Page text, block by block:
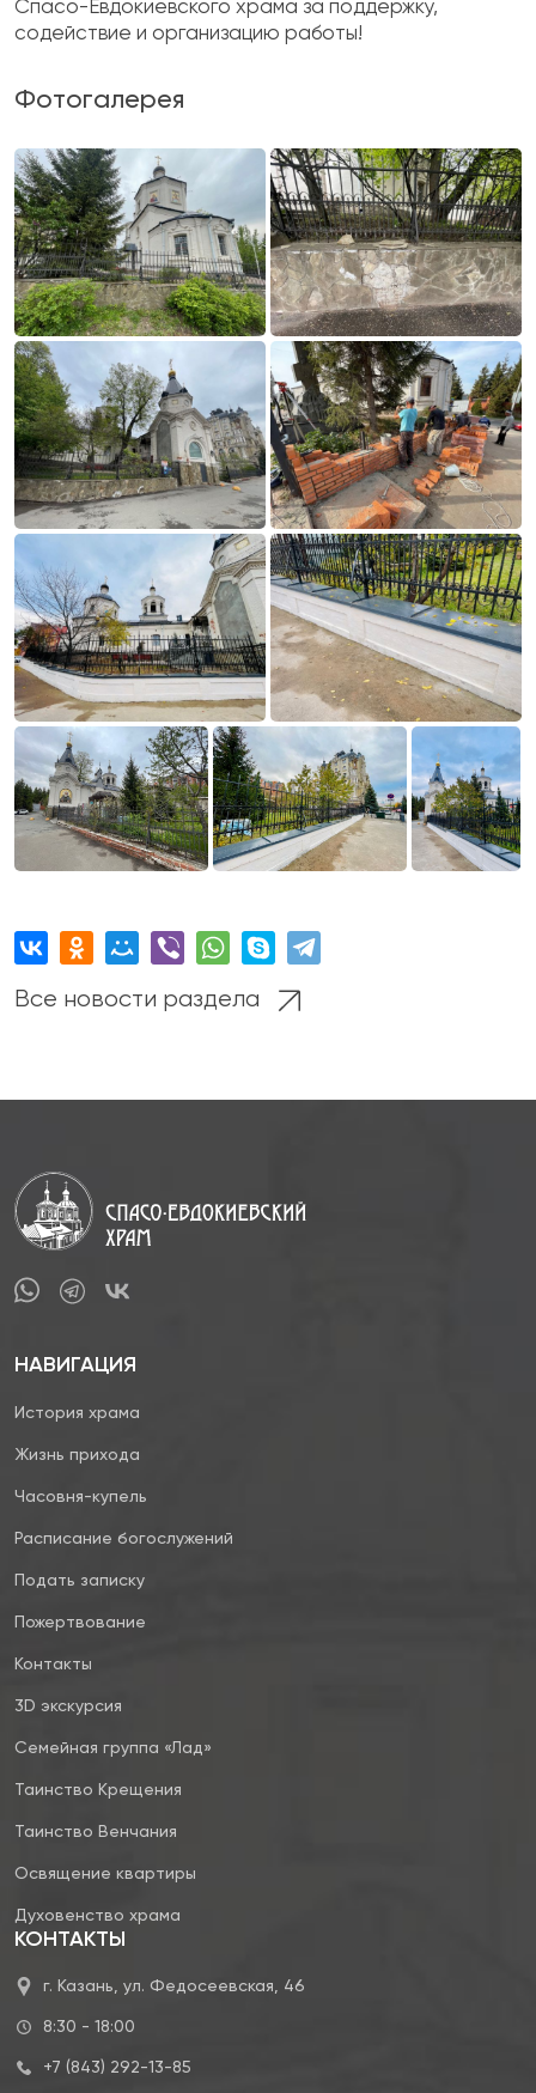
Спасо-Евдокиевского храма за поддержку,
содействие и организацию работы!
Фотогалерея
Все новости раздела
НАВИГАЦИЯ
История храма
Жизнь прихода
Часовня-купель
Расписание богослужений
Подать записку
Пожертвование
Контакты
3D экскурсия
Семейная группа «Лад»
Таинство Крещения
Таинство Венчания
Освящение квартиры
Духовенство храма
КОНТАКТЫ
г. Казань, ул. Федосеевская, 46
8:30 - 18:00
+7 (843) 292-13-85